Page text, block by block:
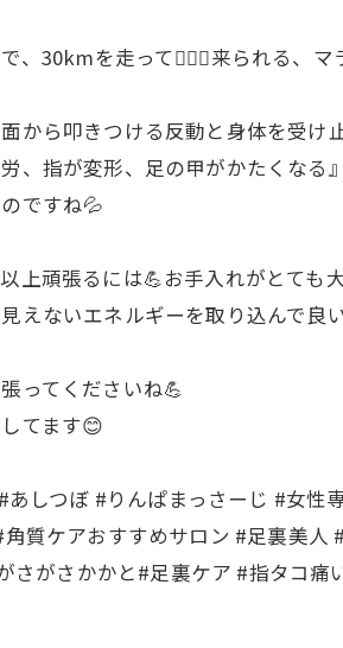
、30kmを走って🏃🏻‍♀️来られる、
から叩きつける反動と身体を受け
、指が変形、足の甲がかたくな
ですね💦
上頑張るには💪お手入れがとても
えないエネルギーを取り込んで良
張ってくださいね💪
てます😊
あしつぼ #りんぱまっさーじ #女
質ケアおすすめサロン #足裏美
さがさかかと#足裏ケア #指タコ